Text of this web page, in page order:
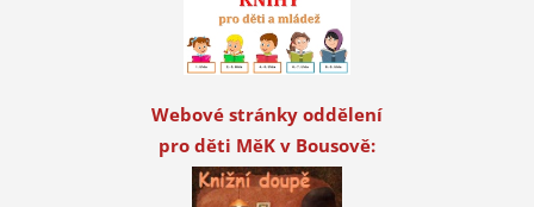
Webové stránky oddělení
pro děti MěK v Bousově: